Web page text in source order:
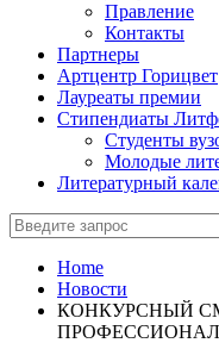
Правление
Контакты
Партнеры
Артцентр Горицвет
Лауреаты премии
Стипендиаты
Студенты
Молодые
Литературный
Home
Новости
КОНКУРСНЫЙ